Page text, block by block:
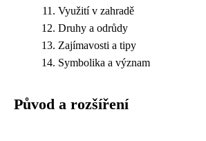
Využití v zahradě
Druhy a odrůdy
Zajímavosti a tipy
Symbolika a význam
Původ a rozšíření